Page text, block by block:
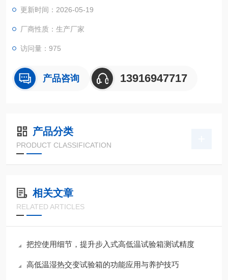
更新时间：2026-05-19
厂商性质：生产厂家
访问量：975
产品咨询 13916947717
产品分类
PRODUCT CLASSIFICATION
相关文章
RELATED ARTICLES
把控使用细节，提升步入式高低温试验箱测试精度
高低温湿热交变试验箱的功能应用与养护技巧